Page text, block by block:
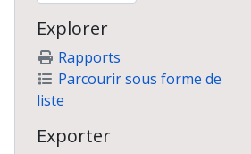
Explorer
Rapports
Parcourir sous forme de
liste
Exporter